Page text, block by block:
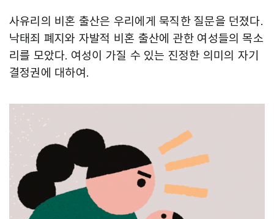
사유리의 비혼 출산은 우리에게 묵직한 질문을 던졌다.
낙태죄 폐지와 자발적 비혼 출산에 관한 여성들의 목소
리를 모았다. 여성이 가질 수 있는 진정한 의미의 자기
결정권에 대하여.